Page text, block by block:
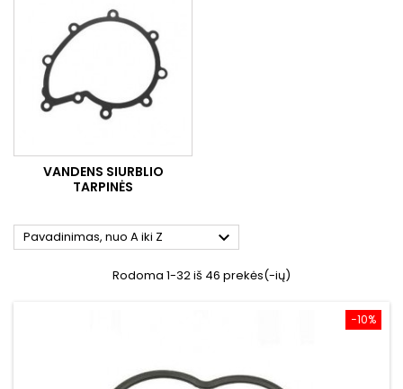
VANDENS SIURBLIO
TARPINĖS
Pavadinimas, nuo A iki Z 
Rodoma 1-32 iš 46 prekės(-ių)
−10%